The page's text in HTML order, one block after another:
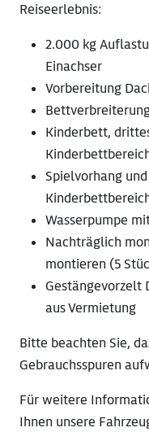
Reiseerlebnis:
2.000 kg
Einachser
Vorbereitung
Kinderbett,
Spielvorhang
Wasserpumpe
Nachträglich
montieren (5
Gestängevorzelt
aus Vermietung
Bitte beachten Sie,
Gebrauchsspuren
Für weitere
Ihnen unsere